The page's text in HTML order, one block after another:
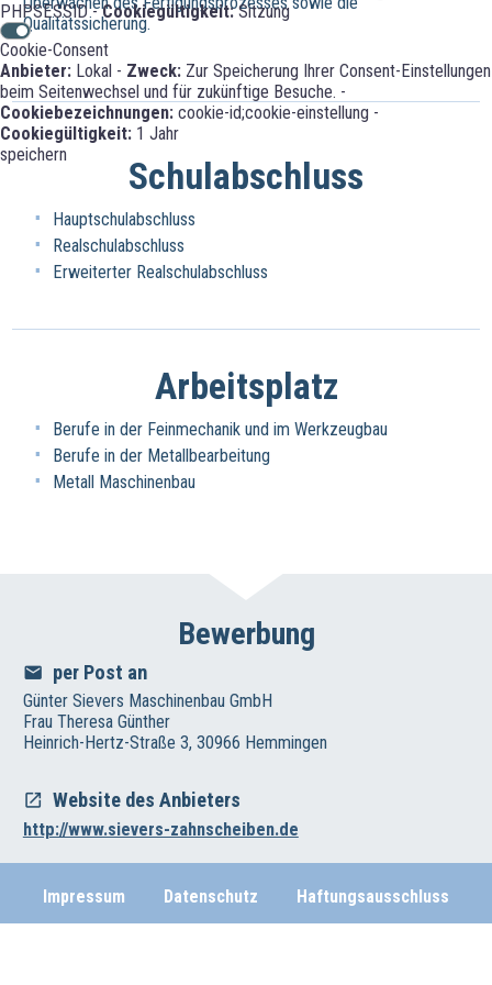
PHPSESSID -Cookiegültigkeit:Sitzung
Cookie-Consent
Anbieter: Lokal - Zweck: Zur Speicherung Ihrer Consent-Einstellungen
beim Seitenwechsel und für zukünftige Besuche. -
Cookiebezeichnungen: cookie-id;cookie-einstellung -
Cookiegültigkeit: 1 Jahr
speichern
Qualitätssicherung.
Schulabschluss
Hauptschulabschluss
Realschulabschluss
Erweiterter Realschulabschluss
Arbeitsplatz
Berufe in der Feinmechanik und im Werkzeugbau
Berufe in der Metallbearbeitung
Metall Maschinenbau
Bewerbung
per Post an
Günter Sievers Maschinenbau GmbH
Frau Theresa Günther
Heinrich-Hertz-Straße 3, 30966 Hemmingen
Website des Anbieters
http://www.sievers-zahnscheiben.de
Impressum Datenschutz Haftungsausschluss